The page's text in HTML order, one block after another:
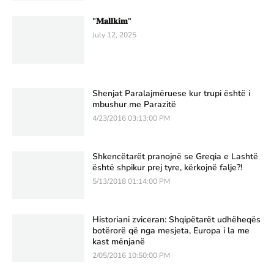
"𝐌𝐚𝐥𝐥𝐤𝐢𝐦"
July 12, 2025
Shenjat Paralajmëruese kur trupi është i
mbushur me Parazitë
4/23/2016 03:13:00 PM
Shkencëtarët pranojnë se Greqia e Lashtë
është shpikur prej tyre, kërkojnë falje?!
5/13/2018 01:14:00 PM
Historiani zviceran: Shqipëtarët udhëheqës
botërorë që nga mesjeta, Europa i la me
kast mënjanë
2/05/2016 10:50:00 PM